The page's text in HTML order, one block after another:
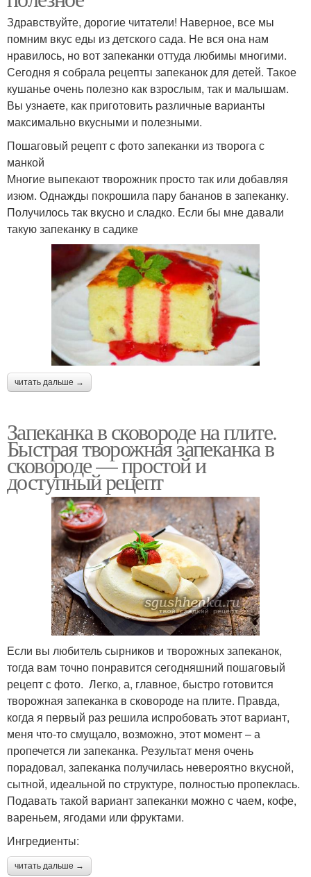
Здравствуйте, дорогие читатели! Наверное, все мы
помним вкус еды из детского сада. Не вся она нам
нравилось, но вот запеканки оттуда любимы многими.
Сегодня я собрала рецепты запеканок для детей. Такое
кушанье очень полезно как взрослым, так и малышам.
Вы узнаете, как приготовить различные варианты
максимально вкусными и полезными.
Пошаговый рецепт с фото запеканки из творога с
манкой
Многие выпекают творожник просто так или добавляя
изюм. Однажды покрошила пару бананов в запеканку.
Получилось так вкусно и сладко. Если бы мне давали
такую запеканку в садике
читать дальше →
Запеканка в сковороде на плите.
Быстрая творожная запеканка в
сковороде — простой и
доступный рецепт
Если вы любитель сырников и творожных запеканок,
тогда вам точно понравится сегодняшний пошаговый
рецепт с фото. Легко, а, главное, быстро готовится
творожная запеканка в сковороде на плите. Правда,
когда я первый раз решила испробовать этот вариант,
меня что-то смущало, возможно, этот момент – а
пропечется ли запеканка. Результат меня очень
порадовал, запеканка получилась невероятно вкусной,
сытной, идеальной по структуре, полностью пропеклась.
Подавать такой вариант запеканки можно с чаем, кофе,
вареньем, ягодами или фруктами.
Ингредиенты:
читать дальше →